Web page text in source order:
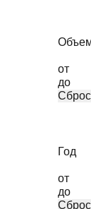
от
до
Год
от
до